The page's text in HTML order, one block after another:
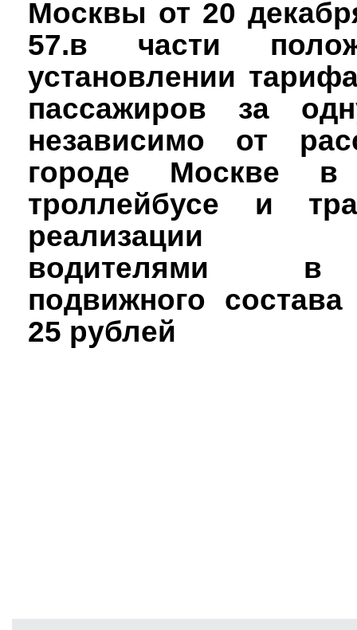
Москвы от 20
57.в части
установлении
пассажиров за
независимо от
городе Москве в
троллейбусе и
реализации
водителями в
подвижного
25 рублей